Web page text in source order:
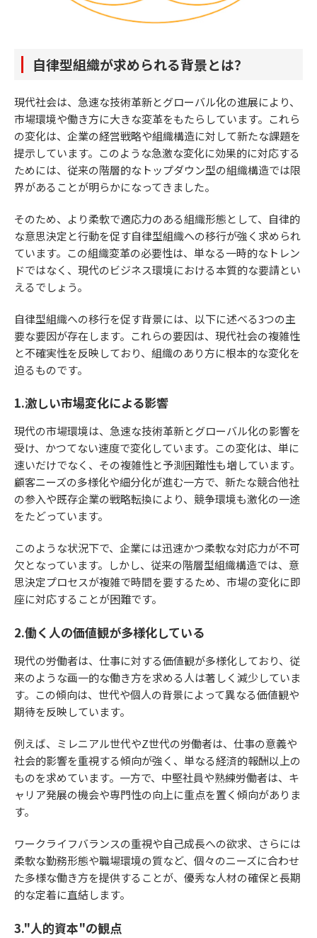
自律型組織が求められる背景とは？
現代社会は、急速な技術革新とグローバル化の進展により、
市場環境や働き方に大きな変革をもたらしています。これら
の変化は、企業の経営戦略や組織構造に対して新たな課題を
提示しています。このような急激な変化に効果的に対応する
ためには、従来の階層的なトップダウン型の組織構造では限
界があることが明らかになってきました。
そのため、より柔軟で適応力のある組織形態として、自律的
な意思決定と行動を促す自律型組織への移行が強く求められ
ています。この組織変革の必要性は、単なる一時的なトレン
ドではなく、現代のビジネス環境における本質的な要請とい
えるでしょう。
自律型組織への移行を促す背景には、以下に述べる3つの主
要な要因が存在します。これらの要因は、現代社会の複雑性
と不確実性を反映しており、組織のあり方に根本的な変化を
迫るものです。
1.激しい市場変化による影響
現代の市場環境は、急速な技術革新とグローバル化の影響を
受け、かつてない速度で変化しています。この変化は、単に
速いだけでなく、その複雑性と予測困難性も増しています。
顧客ニーズの多様化や細分化が進む一方で、新たな競合他社
の参入や既存企業の戦略転換により、競争環境も激化の一途
をたどっています。
このような状況下で、企業には迅速かつ柔軟な対応力が不可
欠となっています。しかし、従来の階層型組織構造では、意
思決定プロセスが複雑で時間を要するため、市場の変化に即
座に対応することが困難です。
2.働く人の価値観が多様化している
現代の労働者は、仕事に対する価値観が多様化しており、従
来のような画一的な働き方を求める人は著しく減少していま
す。この傾向は、世代や個人の背景によって異なる価値観や
期待を反映しています。
例えば、ミレニアル世代やZ世代の労働者は、仕事の意義や
社会的影響を重視する傾向が強く、単なる経済的報酬以上の
ものを求めています。一方で、中堅社員や熟練労働者は、キ
ャリア発展の機会や専門性の向上に重点を置く傾向がありま
す。
ワークライフバランスの重視や自己成長への欲求、さらには
柔軟な勤務形態や職場環境の質など、個々のニーズに合わせ
た多様な働き方を提供することが、優秀な人材の確保と長期
的な定着に直結します。
3."人的資本"の観点